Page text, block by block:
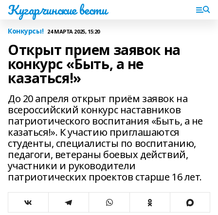
Кугарчинские вести
Конкурсы! 24 МАРТА 2025, 15:20
Открыт прием заявок на
конкурс «Быть, а не
казаться!»
До 20 апреля открыт приём заявок на
всероссийский конкурс наставников
патриотического воспитания «Быть, а не
казаться!». К участию приглашаются
студенты, специалисты по воспитанию,
педагоги, ветераны боевых действий,
участники и руководители
патриотических проектов старше 16 лет.